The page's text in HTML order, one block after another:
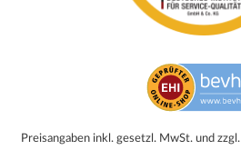
Preisangaben inkl. gesetzl. MwSt. und